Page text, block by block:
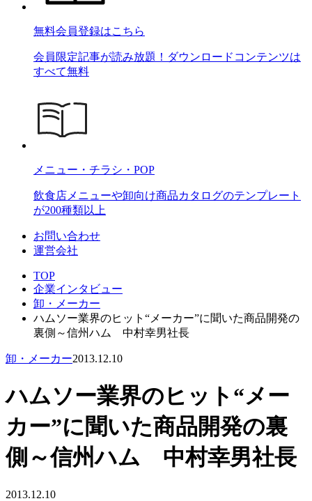
無料会員登録はこちら
会員限定記事が読み放題！ダウンロードコンテンツは
すべて無料
メニュー・チラシ・POP
飲食店メニューや卸向け商品カタログのテンプレート
が200種類以上
お問い合わせ
運営会社
TOP
企業インタビュー
卸・メーカー
ハムソー業界のヒット“メーカー”に聞いた商品開発の
裏側～信州ハム 中村幸男社長
卸・メーカー2013.12.10
ハムソー業界のヒット“メー
カー”に聞いた商品開発の裏
側～信州ハム 中村幸男社長
2013.12.10